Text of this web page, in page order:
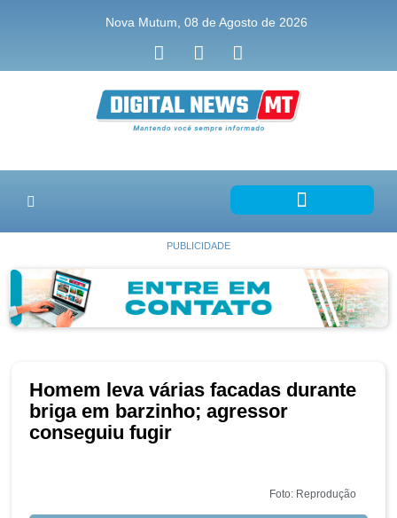
Nova Mutum, 08 de Agosto de 2026
PUBLICIDADE
Homem leva várias facadas durante
briga em barzinho; agressor
conseguiu fugir
Foto: Reprodução